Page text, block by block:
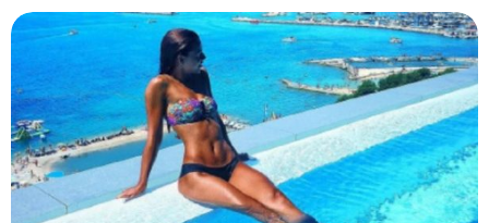
која
и
мажот
и
повторно
се
омажи,